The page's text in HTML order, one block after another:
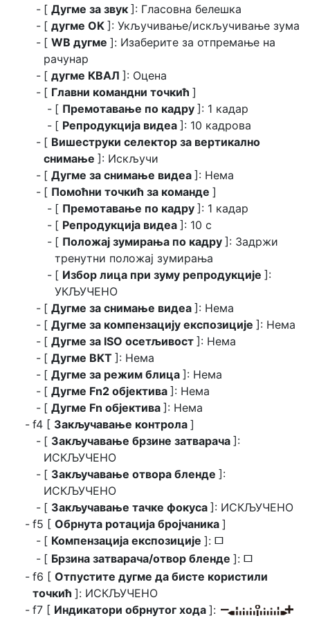
[ Дугме за звук ]: Гласовна белешка
[ дугме OK ]: Укључивање/искључивање зума
[ WB дугме ]: Изаберите за отпремање на
рачунар
[ дугме КВАЛ ]: Оцена
[ Главни командни точкић ]
[ Премотавање по кадру ]: 1 кадар
[ Репродукција видеа ]: 10 кадрова
[ Вишеструки селектор за вертикално
снимање ]: Искључи
[ Дугме за снимање видеа ]: Нема
[ Помоћни точкић за команде ]
[ Премотавање по кадру ]: 1 кадар
[ Репродукција видеа ]: 10 с
[ Положај зумирања по кадру ]: Задржи
тренутни положај зумирања
[ Избор лица при зуму репродукције ]:
УКЉУЧЕНО
[ Дугме за снимање видеа ]: Нема
[ Дугме за компензацију експозиције ]: Нема
[ Дугме за ISO осетљивост ]: Нема
[ Дугме BKT ]: Нема
[ Дугме за режим блица ]: Нема
[ Дугме Fn2 објектива ]: Нема
[ Дугме Fn објектива ]: Нема
f4 [ Закључавање контрола ]
[ Закључавање брзине затварача ]:
ИСКЉУЧЕНО
[ Закључавање отвора бленде ]:
ИСКЉУЧЕНО
[ Закључавање тачке фокуса ]: ИСКЉУЧЕНО
f5 [ Обрнута ротација бројчаника ]
[ Компензација експозиције ]: U
[ Брзина затварача/отвор бленде ]: U
f6 [ Отпустите дугме да бисте користили
точкић ]: ИСКЉУЧЕНО
f7 [ Индикатори обрнутог хода ]: